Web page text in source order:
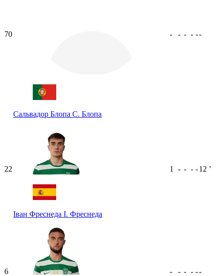
70
Сальвадор Блопа С. Блопа
- - - - --
22
Іван Фреснеда І. Фреснеда
1 - - - -12 ʼ
6 - - - - --